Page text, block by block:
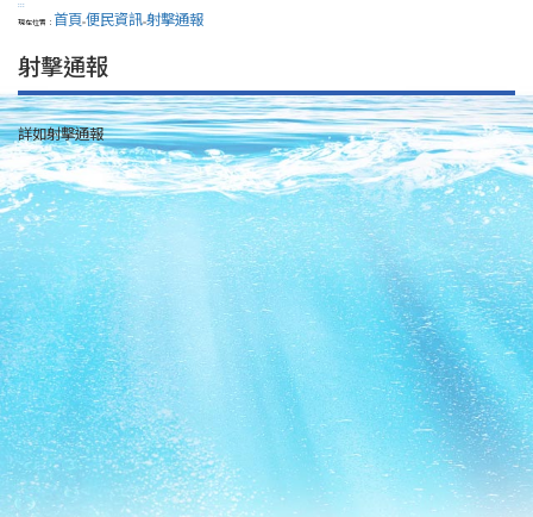
:::
現在位置： 首頁>便民資訊>射擊通報
射擊通報
詳如射擊通報